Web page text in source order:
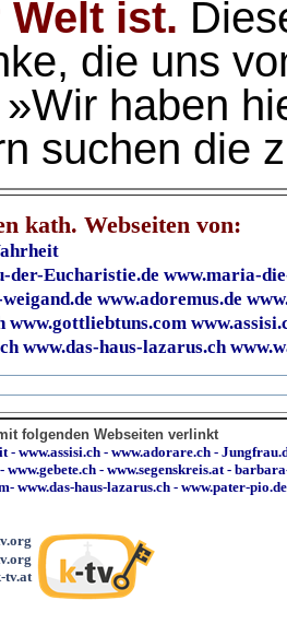
Welt ist.
die uns
haben
suchen die
kath. Webseiten von:
der-Eucharistie.de www.maria-
www.adoremus.de
www.gottliebtuns.com
www.das-haus-lazarus.ch
folgenden Webseiten verlinkt
- www.assisi.ch - www.adorare.ch -
- www.gebete.ch - www.segenskreis.at-
- www.das-haus-lazarus.ch - www.pater-pio.de
tv.at